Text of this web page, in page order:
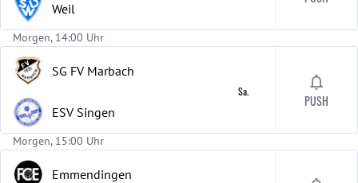
Weil
Morgen, 14:00 Uhr
SG FV Marbach
ESV Singen
Sa.
PUSH
Morgen, 15:00 Uhr
Emmendingen